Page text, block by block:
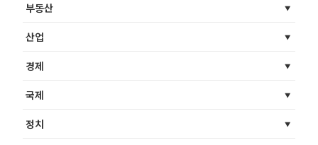
부동산
산업
경제
국제
정치